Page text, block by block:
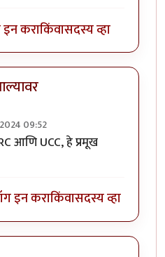
कराकिंवासदस्य व्हा
09:52
हा .... !byचौथा कोनाडा
आणि UCC, हे प्रमूख
इन कराकिंवासदस्य व्हा